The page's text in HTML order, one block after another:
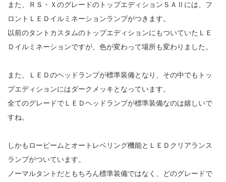
また、ＲＳ・ＸのグレードのトップエディションＳＡⅡには、フ
ロントＬＥＤイルミネーションランプがつきます。
以前のタントカスタムのトップエディションにもついていたＬＥ
Ｄイルミネーションですが、色が変わって場所も変わりました。
また、ＬＥＤのヘッドランプが標準装備となり、その中でもトッ
プエディションにはダークメッキとなっています。
全てのグレードでＬＥＤヘッドランプが標準装備なのは嬉しいで
すね。
しかもロービームとオートレベリング機能とＬＥＤクリアランス
ランプがついています。
ノーマルタントだともちろん標準装備ではなく、どのグレードで